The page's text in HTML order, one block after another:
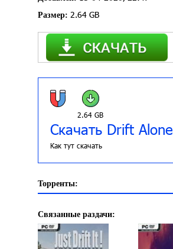
Размер: 2.64 GB
2.64 GB
Скачать Drift Alone
Как тут скачать
Торренты:
Связанные раздачи: